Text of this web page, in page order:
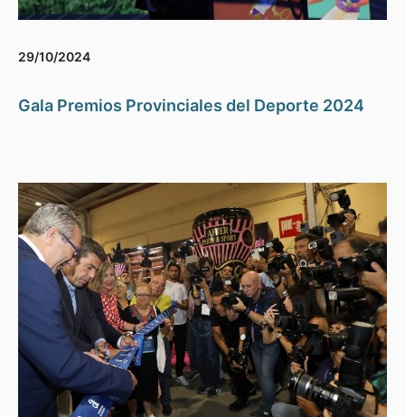
29/10/2024
Gala Premios Provinciales del Deporte 2024